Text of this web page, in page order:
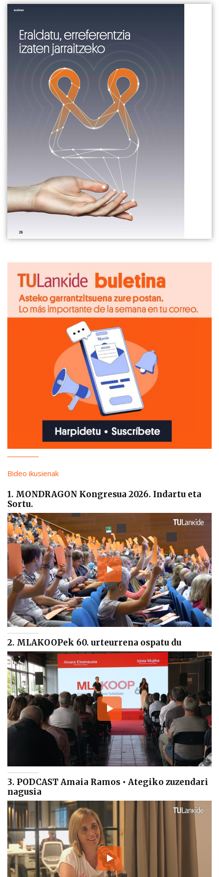
Bideo ikusienak
1. MONDRAGON Kongresua 2026. Indartu eta
Sortu.
2. MLAKOOPek 60. urteurrena ospatu du
3. PODCAST Amaia Ramos • Ategiko zuzendari
nagusia